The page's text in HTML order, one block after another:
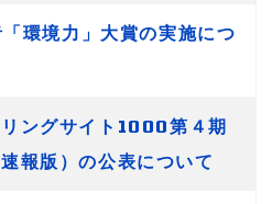
環境力」大賞の実施につ
リングサイト1000第４期
報版）の公表について